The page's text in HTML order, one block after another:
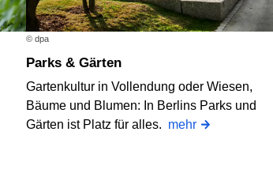
© dpa
Parks & Gärten
Gartenkultur in Vollendung oder Wiesen,
Bäume und Blumen: In Berlins Parks und
Gärten ist Platz für alles. mehr